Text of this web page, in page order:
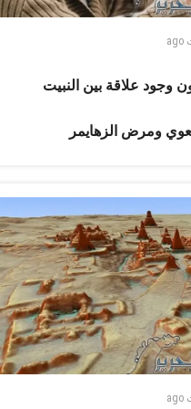
ago
وجود علاقة بين النبيت
ومرض الزهايمر
ago